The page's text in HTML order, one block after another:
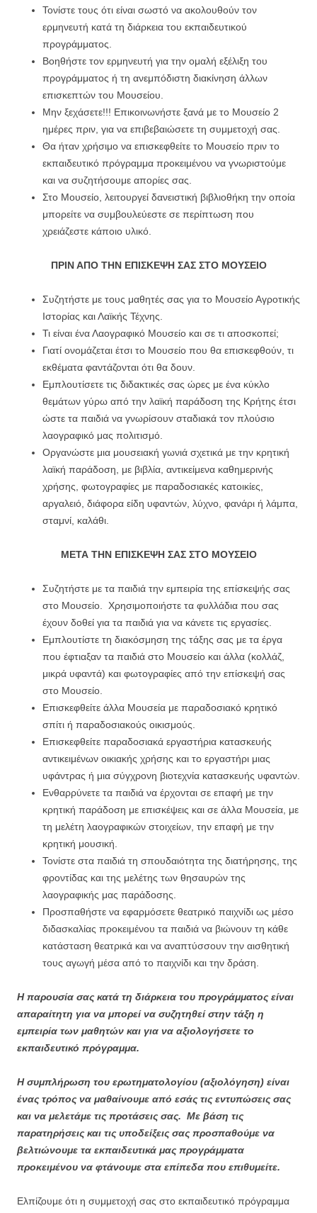
Τονίστε τους ότι είναι σωστό να ακολουθούν τον
ερμηνευτή κατά τη διάρκεια του εκπαιδευτικού
προγράμματος.
Βοηθήστε τον ερμηνευτή για την ομαλή εξέλιξη του
προγράμματος ή τη ανεμπόδιστη διακίνηση άλλων
επισκεπτών του Μουσείου.
Μην ξεχάσετε!!! Επικοινωνήστε ξανά με το Μουσείο 2
ημέρες πριν, για να επιβεβαιώσετε τη συμμετοχή σας.
Θα ήταν χρήσιμο να επισκεφθείτε το Μουσείο πριν το
εκπαιδευτικό πρόγραμμα προκειμένου να γνωριστούμε
και να συζητήσουμε απορίες σας.
Στο Μουσείο, λειτουργεί δανειστική βιβλιοθήκη την οποία
μπορείτε να συμβουλεύεστε σε περίπτωση που
χρειάζεστε κάποιο υλικό.
ΠΡΙΝ ΑΠΟ ΤΗΝ ΕΠΙΣΚΕΨΗ ΣΑΣ ΣΤΟ ΜΟΥΣΕΙΟ
Συζητήστε με τους μαθητές σας για το Μουσείο Αγροτικής
Ιστορίας και Λαϊκής Τέχνης.
Τι είναι ένα Λαογραφικό Μουσείο και σε τι αποσκοπεί;
Γιατί ονομάζεται έτσι το Μουσείο που θα επισκεφθούν, τι
εκθέματα φαντάζονται ότι θα δουν.
Εμπλουτίσετε τις διδακτικές σας ώρες με ένα κύκλο
θεμάτων γύρω από την λαϊκή παράδοση της Κρήτης έτσι
ώστε τα παιδιά να γνωρίσουν σταδιακά τον πλούσιο
λαογραφικό μας πολιτισμό.
Οργανώστε μια μουσειακή γωνιά σχετικά με την κρητική
λαϊκή παράδοση, με βιβλία, αντικείμενα καθημερινής
χρήσης, φωτογραφίες με παραδοσιακές κατοικίες,
αργαλειό, διάφορα είδη υφαντών, λύχνο, φανάρι ή λάμπα,
σταμνί, καλάθι.
ΜΕΤΑ ΤΗΝ ΕΠΙΣΚΕΨΗ ΣΑΣ ΣΤΟ ΜΟΥΣΕΙΟ
Συζητήστε με τα παιδιά την εμπειρία της επίσκεψής σας
στο Μουσείο. Χρησιμοποιήστε τα φυλλάδια που σας
έχουν δοθεί για τα παιδιά για να κάνετε τις εργασίες.
Εμπλουτίστε τη διακόσμηση της τάξης σας με τα έργα
που έφτιαξαν τα παιδιά στο Μουσείο και άλλα (κολλάζ,
μικρά υφαντά) και φωτογραφίες από την επίσκεψή σας
στο Μουσείο.
Επισκεφθείτε άλλα Μουσεία με παραδοσιακό κρητικό
σπίτι ή παραδοσιακούς οικισμούς.
Επισκεφθείτε παραδοσιακά εργαστήρια κατασκευής
αντικειμένων οικιακής χρήσης και το εργαστήρι μιας
υφάντρας ή μια σύγχρονη βιοτεχνία κατασκευής υφαντών.
Ενθαρρύνετε τα παιδιά να έρχονται σε επαφή με την
κρητική παράδοση με επισκέψεις και σε άλλα Μουσεία, με
τη μελέτη λαογραφικών στοιχείων, την επαφή με την
κρητική μουσική.
Τονίστε στα παιδιά τη σπουδαιότητα της διατήρησης, της
φροντίδας και της μελέτης των θησαυρών της
λαογραφικής μας παράδοσης.
Προσπαθήστε να εφαρμόσετε θεατρικό παιχνίδι ως μέσο
διδασκαλίας προκειμένου τα παιδιά να βιώνουν τη κάθε
κατάσταση θεατρικά και να αναπτύσσουν την αισθητική
τους αγωγή μέσα από το παιχνίδι και την δράση.
Η παρουσία σας κατά τη διάρκεια του προγράμματος είναι
απαραίτητη για να μπορεί να συζητηθεί στην τάξη η
εμπειρία των μαθητών και για να αξιολογήσετε το
εκπαιδευτικό πρόγραμμα.
Η συμπλήρωση του ερωτηματολογίου (αξιολόγηση) είναι
ένας τρόπος να μαθαίνουμε από εσάς τις εντυπώσεις σας
και να μελετάμε τις προτάσεις σας. Με βάση τις
παρατηρήσεις και τις υποδείξεις σας προσπαθούμε να
βελτιώνουμε τα εκπαιδευτικά μας προγράμματα
προκειμένου να φτάνουμε στα επίπεδα που επιθυμείτε.
Ελπίζουμε ότι η συμμετοχή σας στο εκπαιδευτικό πρόγραμμα